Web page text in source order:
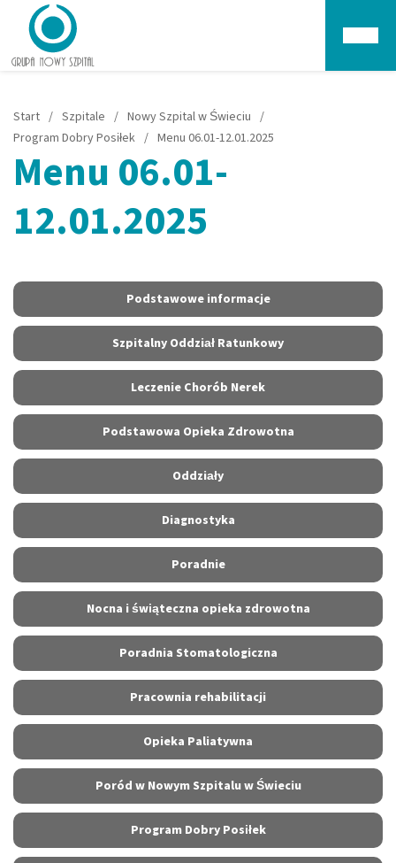
Start / Szpitale / Nowy Szpital w Świeciu /
Program Dobry Posiłek / Menu 06.01-12.01.2025
Menu 06.01-
12.01.2025
Podstawowe informacje
Szpitalny Oddział Ratunkowy
Leczenie Chorób Nerek
Podstawowa Opieka Zdrowotna
Oddziały
Diagnostyka
Poradnie
Nocna i świąteczna opieka zdrowotna
Poradnia Stomatologiczna
Pracownia rehabilitacji
Opieka Paliatywna
Poród w Nowym Szpitalu w Świeciu
Program Dobry Posiłek